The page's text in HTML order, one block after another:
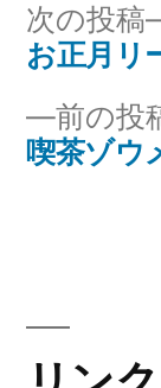
投
稿
ナ
ー
前の投
喫茶ゾウ
次の投稿
お正月リ